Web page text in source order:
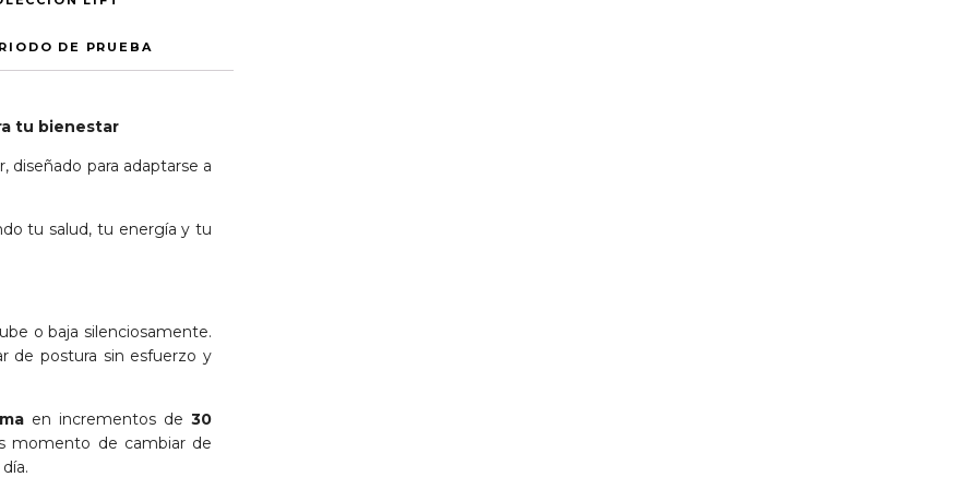
DE PRUEBA
tu bienestar
diseñado para adaptarse a
tu salud, tu energía y tu
o baja silenciosamente.
de postura sin esfuerzo y
en incrementos de30
momento de cambiar de